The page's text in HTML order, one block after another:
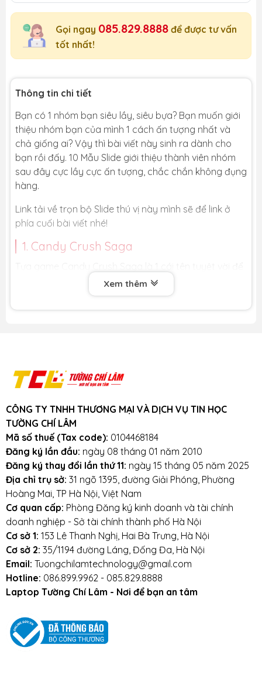
Gọi ngay 085.829.8888 để được tư vấn
tốt nhất!
Thông tin chi tiết
Bạn có 1 nhóm bạn siêu lầy, siêu bựa? Bạn muốn giới
thiệu nhóm bạn của mình 1 cách ấn tượng nhất và
chả giống ai? Vậy thì bài viết này sinh ra dành cho
bạn rồi đấy. 10 Mẫu Slide giới thiệu thành viên nhóm
sau đây cực lầy cực ấn tượng, chắc chắn không đụng
hàng.
Link tải về trọn bộ Slide thú vị này mình sẽ để link ở
phía cuối bài viết nhé!
1. Candy Crush Saga
chơi giết thời gian. Nếu bạn có lỡ yêu thích thế giới
đầy sắc màu và kẹo ngọt trong game thì mẫu Slide
này là dành cho bạn.
nhiều.
2. Google
Google là 1 công cụ tìm kiếm quyền lực và phổ biến
nhất trên thế giới. Làm thế nào để biến 1 thứ đã quá
quen thuộc với mọi người thành 1 thứ gì đó ấn tượng
với tất cả mọi người được nhỉ?
Hãy tham khảo ngay mẫu Slide này để biết nhé. Các
thành viên trong nhóm sẽ được giới thiệu một cách
trực quan và đầy thu hút.
3. Messenger
nhắn tin với bạn bè đúng không nào? Vậy tại sao
chúng ta không dùng chính ứng dụng này để giới
thiệu những đứa bạn lắm mồm của mình nhỉ?
Xem thêm
CÔNG TY TNHH THƯƠNG MẠI VÀ DỊCH VỤ TIN HỌC
TƯỜNG CHÍ LÂM
Mã số thuế (Tax code): 0104468184
Đăng ký lần đầu: ngày 08 tháng 01 năm 2010
Đăng ký thay đổi lần thứ 11: ngày 15 tháng 05 năm 2025
Địa chỉ trụ sở: 31 ngõ 1395, đường Giải Phóng, Phường
Hoàng Mai, TP Hà Nội, Việt Nam
Cơ quan cấp: Phòng Đăng ký kinh doanh và tài chính
doanh nghiệp - Sở tài chính thành phố Hà Nội
Cơ sở 1: 153 Lê Thanh Nghị, Hai Bà Trưng, Hà Nội
Cơ sở 2: 35/1194 đường Láng, Đống Đa, Hà Nội
Email: Tuongchilamtechnology@gmail.com
Hotline: 086.899.9962 - 085.829.8888
Laptop Tường Chí Lâm - Nơi để bạn an tâm